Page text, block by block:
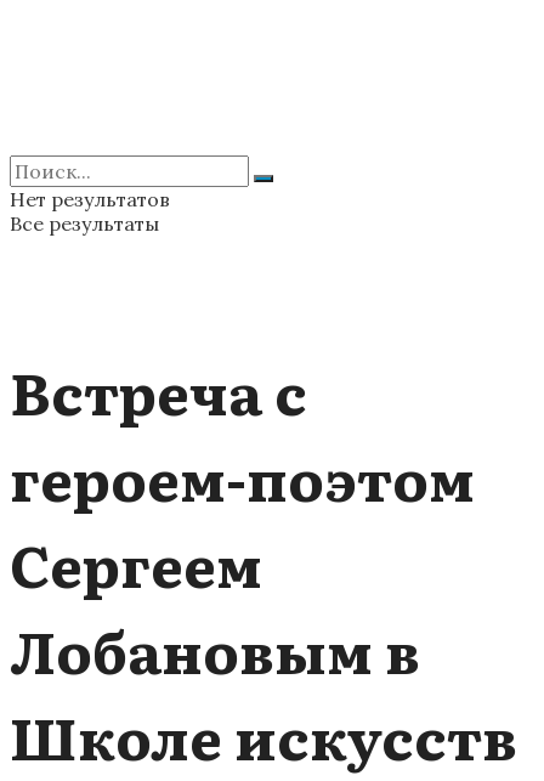
Нет результатов
Все результаты
Встреча с
героем-поэтом
Сергеем
Лобановым в
Школе искусств